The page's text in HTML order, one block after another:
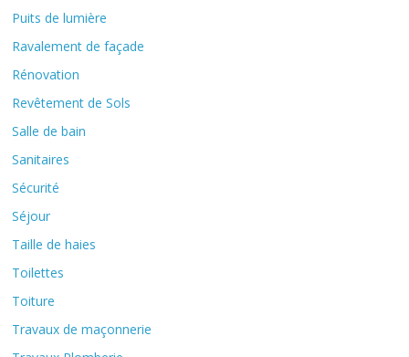
Puits de lumière
Ravalement de façade
Rénovation
Revêtement de Sols
Salle de bain
Sanitaires
Sécurité
Séjour
Taille de haies
Toilettes
Toiture
Travaux de maçonnerie